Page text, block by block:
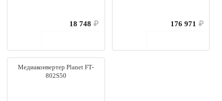
18 748 ₽
176 971 ₽
Медиаконвертер Planet FT-
802S50